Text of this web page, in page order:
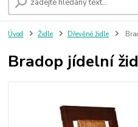
Úvod Židle Dřevěné židle
Bradop jídelní